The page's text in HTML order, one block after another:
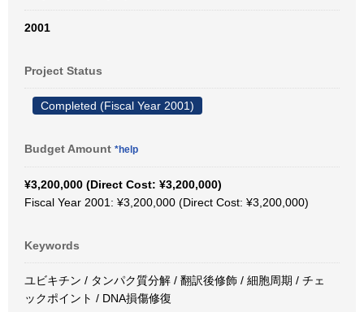
2001
Project Status
Completed (Fiscal Year 2001)
Budget Amount *help
¥3,200,000 (Direct Cost: ¥3,200,000)
Fiscal Year 2001: ¥3,200,000 (Direct Cost: ¥3,200,000)
Keywords
ユビキチン / タンパク質分解 / 翻訳後修飾 / 細胞周期 / チェ
ックポイント / DNA損傷修復